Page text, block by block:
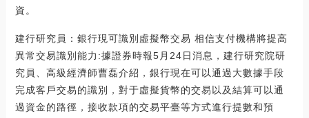
資。
建行研究員：銀行現可識別虛擬幣交易 相信支付機構將提高
異常交易識別能力:據證券時報5月24日消息，建行研究院研
究員、高級經濟師曹磊介紹，銀行現在可以通過大數據手段
完成客戶交易的識別，對于虛擬貨幣的交易以及結算可以通
過資金的路徑，接收款項的交易平臺等方式進行提數和預